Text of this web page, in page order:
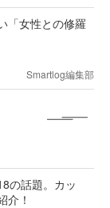
「女性との修羅
Smartlog編集部
の話題。カッ
介！